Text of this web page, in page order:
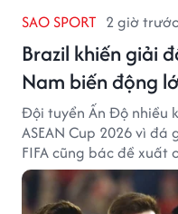
SAO SPORT 2 giờ trước
Brazil khiến giải
Nam biến động
Đội tuyển Ấn Độ nhiều
ASEAN Cup 2026 vì
FIFA cũng bác đề
tuyển quốc gia.